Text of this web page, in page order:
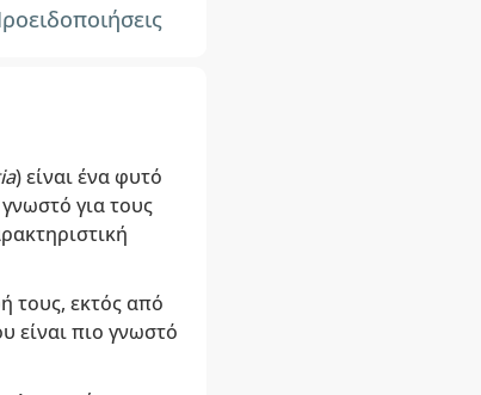
) είναι ένα φυτό
για τους
τους, εκτός από
είναι πιο γνωστό